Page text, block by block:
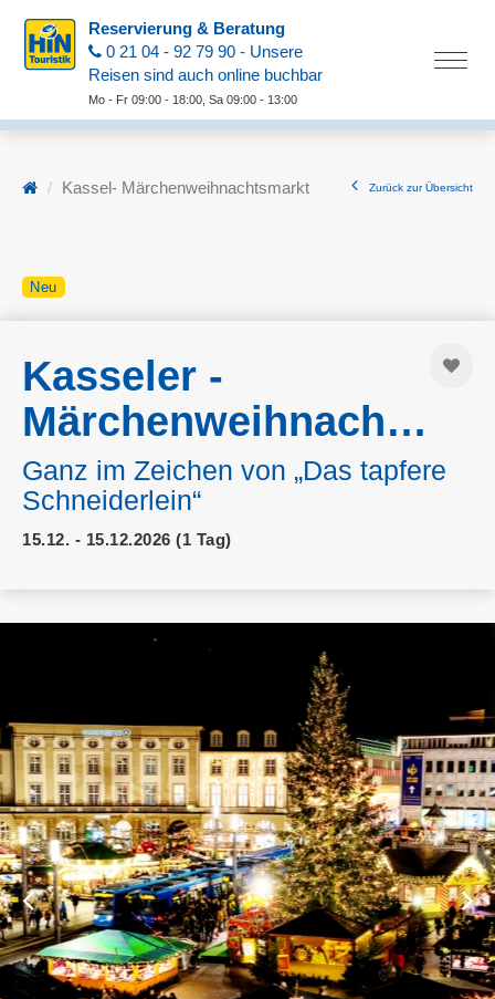
Reservierung & Beratung
0 21 04 - 92 79 90 - Unsere
Reisen sind auch online buchbar
Mo - Fr 09:00 - 18:00, Sa 09:00 - 13:00
Kassel- Märchenweihnachtsmarkt Zurück zur Übersicht
Neu
Kasseler -
Märchenweihnachtsmarkt
Ganz im Zeichen von „Das tapfere
Schneiderlein“
15.12. - 15.12.2026 (1 Tag)